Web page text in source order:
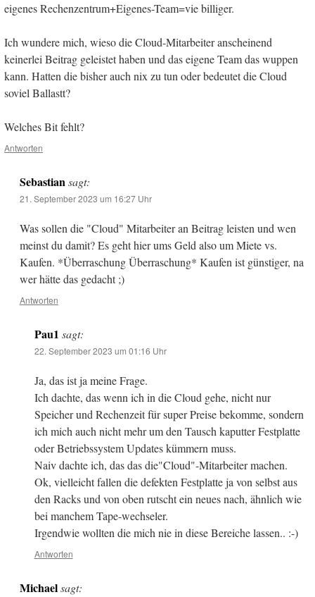
eigenes Rechenzentrum+Eigenes-Team=vie billiger.
Ich wundere mich, wieso die Cloud-Mitarbeiter anscheinend
keinerlei Beitrag geleistet haben und das eigene Team das wuppen
kann. Hatten die bisher auch nix zu tun oder bedeutet die Cloud
soviel Ballastt?
Welches Bit fehlt?
Antworten
Sebastian sagt:
21. September 2023 um 16:27 Uhr
Was sollen die "Cloud" Mitarbeiter an Beitrag leisten und wen
meinst du damit? Es geht hier ums Geld also um Miete vs.
Kaufen. *Überraschung Überraschung* Kaufen ist günstiger, na
wer hätte das gedacht ;)
Antworten
Pau1 sagt:
22. September 2023 um 01:16 Uhr
Ja, das ist ja meine Frage.
Ich dachte, das wenn ich in die Cloud gehe, nicht nur
Speicher und Rechenzeit für super Preise bekomme, sondern
ich mich auch nicht mehr um den Tausch kaputter Festplatte
oder Betriebssystem Updates kümmern muss.
Naiv dachte ich, das das die"Cloud"-Mitarbeiter machen.
Ok, vielleicht fallen die defekten Festplatte ja von selbst aus
den Racks und von oben rutscht ein neues nach, ähnlich wie
bei manchem Tape-wechseler.
Irgendwie wollten die mich nie in diese Bereiche lassen.. :-)
Antworten
Michael sagt: